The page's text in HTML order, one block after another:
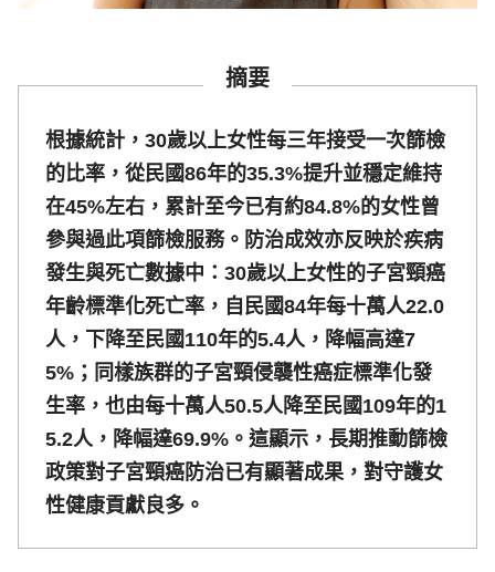
摘要
根據統計，30歲以上女性每三年接受一次篩檢
的比率，從民國86年的35.3%提升並穩定維持
在45%左右，累計至今已有約84.8%的女性曾
參與過此項篩檢服務。防治成效亦反映於疾病
發生與死亡數據中：30歲以上女性的子宮頸癌
年齡標準化死亡率，自民國84年每十萬人22.0
人，下降至民國110年的5.4人，降幅高達7
5%；同樣族群的子宮頸侵襲性癌症標準化發
生率，也由每十萬人50.5人降至民國109年的1
5.2人，降幅達69.9%。這顯示，長期推動篩檢
政策對子宮頸癌防治已有顯著成果，對守護女
性健康貢獻良多。